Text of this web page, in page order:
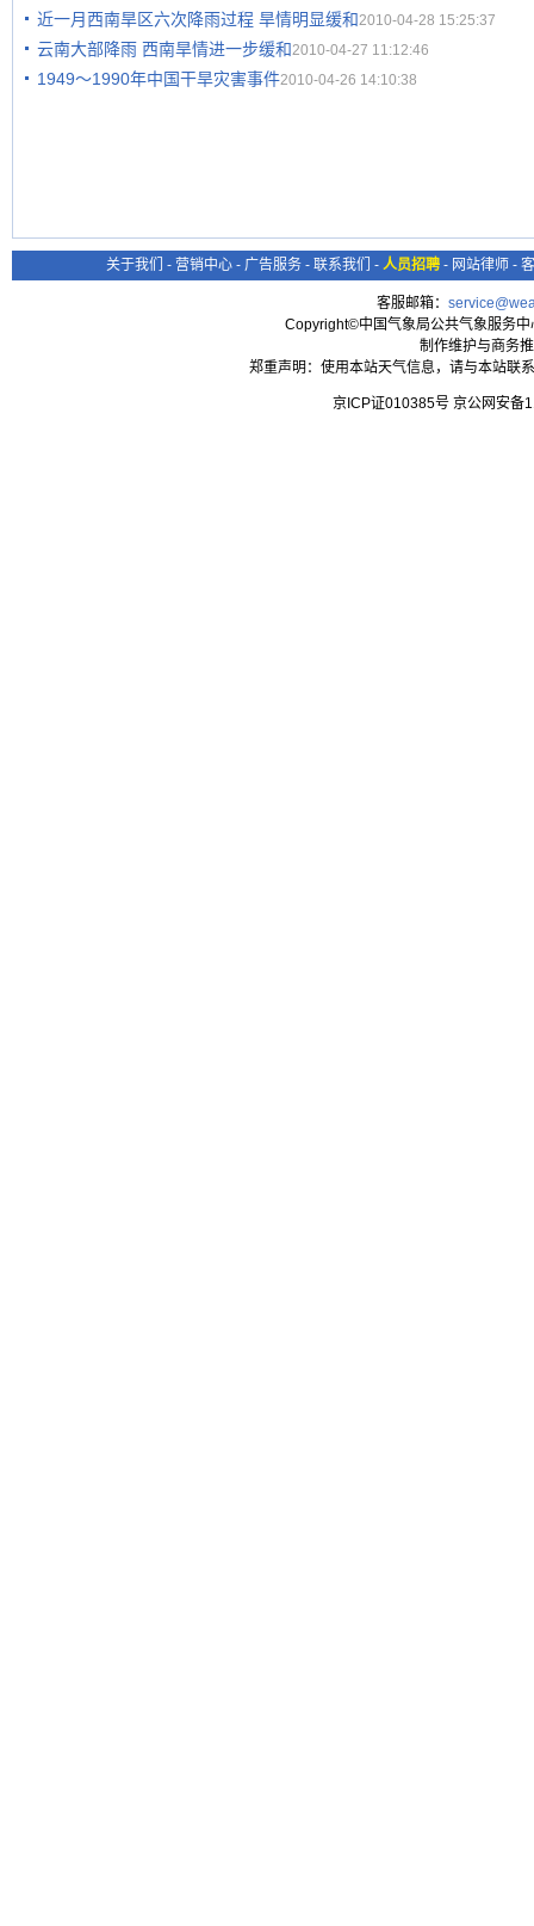
近一月西南旱区六次降雨过程 旱情明显缓和2010-04-28 15:25:37
云南大部降雨 西南旱情进一步缓和2010-04-27 11:12:46
1949～1990年中国干旱灾害事件2010-04-26 14:10:38
关于我们 - 营销中心 - 广告服务 - 联系我们 - 人员招聘 - 网站律师 -
客服邮箱：
Copyright©中国气象局公共气象服务
制作维护与商务
郑重声明：使用本站天气信息，请与本站联
京ICP证010385号 京公网安备